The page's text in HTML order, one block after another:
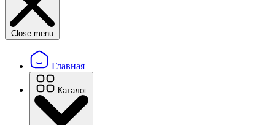
Close menu
Главная
Каталог